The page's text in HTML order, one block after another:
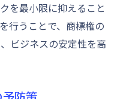
を最小限に抑えること
行うことで、商標権の
ビジネスの安定性を高